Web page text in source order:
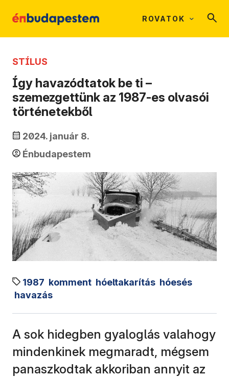
ROVATOK
STÍLUS
Így havazódtatok be ti –
szemezgettünk az 1987-es olvasói
történetekből
2024. január 8.
Énbudapestem
1987 komment hóeltakarítás hóesés
havazás
A sok hidegben gyaloglás valahogy
mindenkinek megmaradt, mégsem
panaszkodtak akkoriban annyit az